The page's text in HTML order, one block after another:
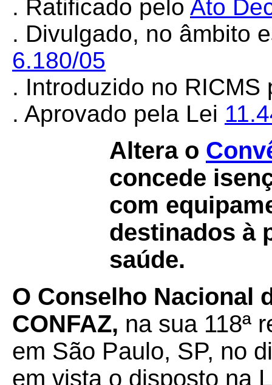
. Ratificado pelo Ato
. Divulgado, no âmbito
6.180/05
. Introduzido no
. Aprovado pela Lei
Altera o
concede
com
destinados à
saúde.
O Conselho Nacional
CONFAZ, na sua 118ª
em São Paulo, SP, no
em vista o disposto na